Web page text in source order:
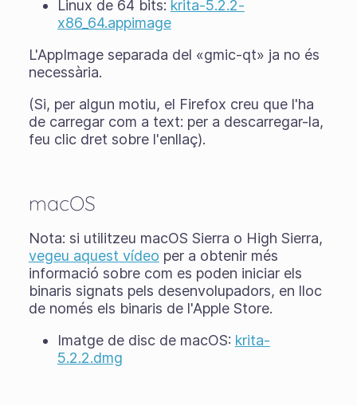
Linux de 64 bits: krita-5.2.2-
x86_64.appimage
L'AppImage separada del «gmic-qt» ja no és
necessària.
(Si, per algun motiu, el Firefox creu que l'ha
de carregar com a text: per a descarregar-la,
feu clic dret sobre l'enllaç).
macOS
Nota: si utilitzeu macOS Sierra o High Sierra,
vegeu aquest vídeo per a obtenir més
informació sobre com es poden iniciar els
binaris signats pels desenvolupadors, en lloc
de només els binaris de l'Apple Store.
Imatge de disc de macOS: krita-
5.2.2.dmg